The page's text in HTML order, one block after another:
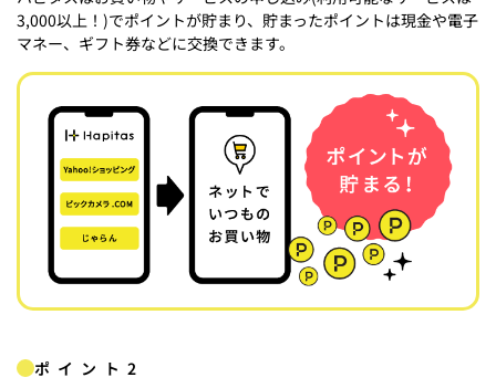
3,000以上！)でポイントが貯まり、貯まったポイントは現金や電子
マネー、ギフト券などに交換できます。
ポイント2